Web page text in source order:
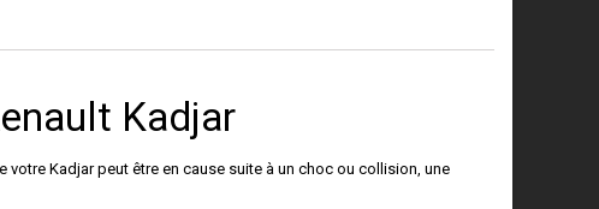
Kadjar
votreKadjarpeut être en cause suite à un choc ou collision, une